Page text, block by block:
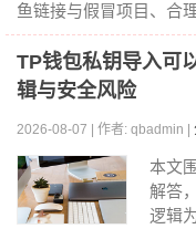
鱼链接与假冒项目、合
TP钱包私钥导入可
辑与安全风险
2026-08-07 | 作者: qbadmin |
本文
解答
逻辑